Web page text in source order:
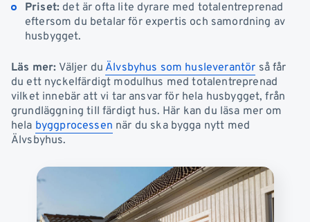
Priset: det är ofta lite dyrare med totalentreprenad
eftersom du betalar för expertis och samordning av
husbygget.
Läs mer: Väljer du Älvsbyhus som husleverantör så får
du ett nyckelfärdigt modulhus med totalentreprenad
vilket innebär att vi tar ansvar för hela husbygget, från
grundläggning till färdigt hus. Här kan du läsa mer om
hela byggprocessen när du ska bygga nytt med
Älvsbyhus.